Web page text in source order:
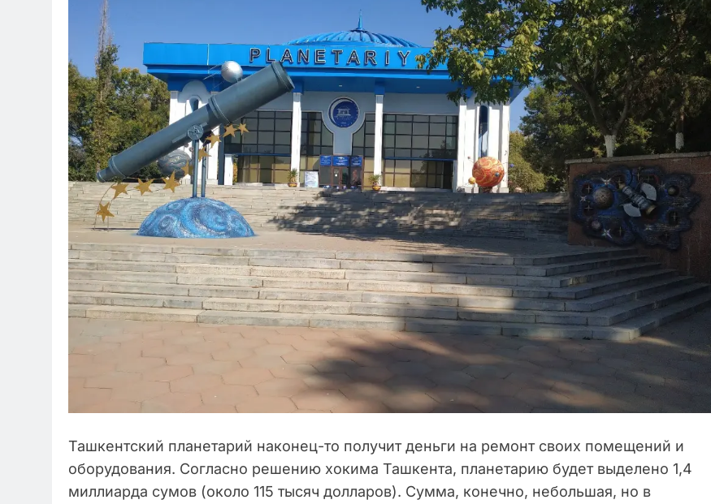
Ташкентский планетарий наконец-то получит деньги на ремонт своих помещений и
оборудования. Согласно решению хокима Ташкента, планетарию будет выделено 1,4
миллиарда сумов (около 115 тысяч долларов). Сумма, конечно, небольшая, но в